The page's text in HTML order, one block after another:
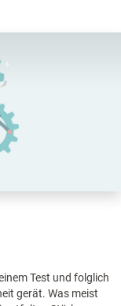
Test und folglich
gerät. Was meist